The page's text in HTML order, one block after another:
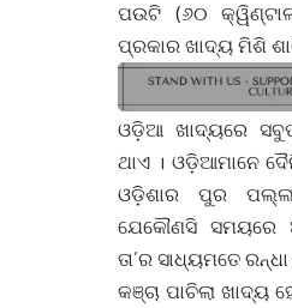
ପଉଟି (୬୦
ପ୍ରକାର ଖାଦ୍ୟ ମିଶି
ଓଡ଼ିଆ ଖାଦ୍ୟରେ
ଥାଏ । ଓଡ଼ିଆମାନେ
ଓଡ଼ିଶାର ପୁର
ଯେକୌଣସି ସମୟରେ
ତା’ର ସାଧ୍ୟମତେ
କଞ୍ଚା ପାଚିଲା ଖାଦ୍ୟ